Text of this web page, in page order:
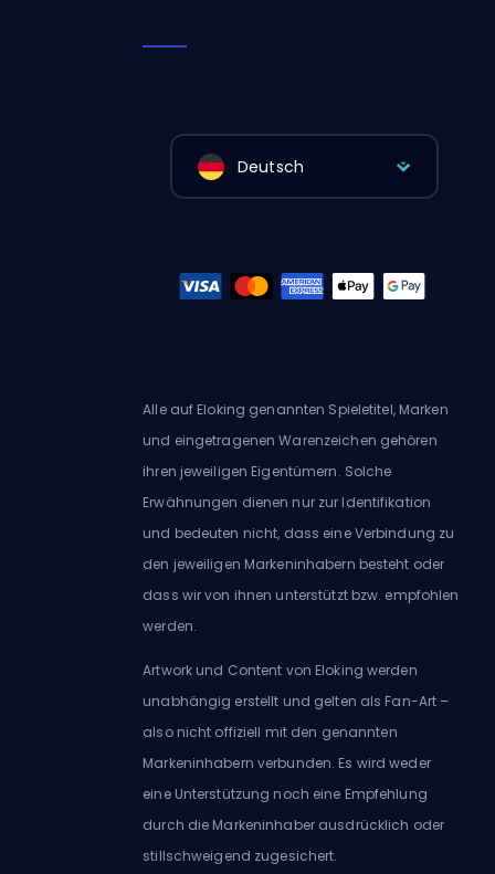
Deutsch
Alle auf Eloking genannten Spieletitel, Marken
und eingetragenen Warenzeichen gehören
ihren jeweiligen Eigentümern. Solche
Erwähnungen dienen nur zur Identifikation
und bedeuten nicht, dass eine Verbindung zu
den jeweiligen Markeninhabern besteht oder
dass wir von ihnen unterstützt bzw. empfohlen
werden.
Artwork und Content von Eloking werden
unabhängig erstellt und gelten als Fan-Art –
also nicht offiziell mit den genannten
Markeninhabern verbunden. Es wird weder
eine Unterstützung noch eine Empfehlung
durch die Markeninhaber ausdrücklich oder
stillschweigend zugesichert.